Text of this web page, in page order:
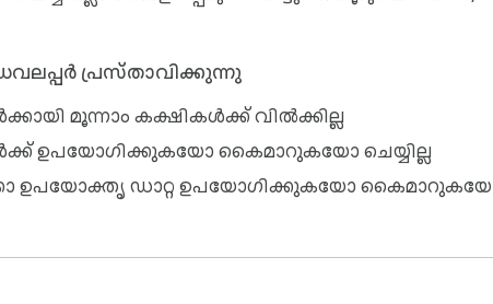
പ്രസ്താവിക്കുന്നു
മൂന്നാം കക്ഷികൾക്ക് വിൽക്കില്ല
ഉപയോഗിക്കുകയോ കൈമാറുകയോ ചെയ്യില്ല
ഉപയോക്തൃ ഡാറ്റ ഉപയോഗിക്കുകയോ